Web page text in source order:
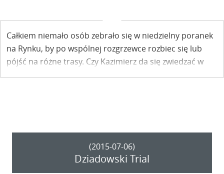
Całkiem niemało osób zebrało się w niedzielny poranek
na Rynku, by po wspólnej rozgrzewce rozbiec się lub
pójść na różne trasy. Czy Kazimierz da się zwiedzać w
ten sposób?
(2015-07-06)
Dziadowski Trial